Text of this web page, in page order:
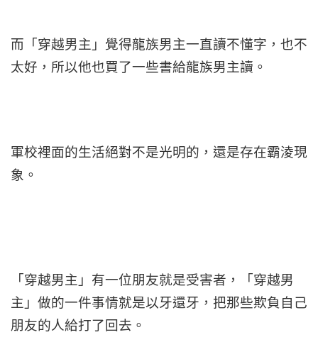
而「穿越男主」覺得龍族男主一直讀不懂字，也不
太好，所以他也買了一些書給龍族男主讀。
軍校裡面的生活絕對不是光明的，還是存在霸淩現
象。
「穿越男主」有一位朋友就是受害者，「穿越男
主」做的一件事情就是以牙還牙，把那些欺負自己
朋友的人給打了回去。